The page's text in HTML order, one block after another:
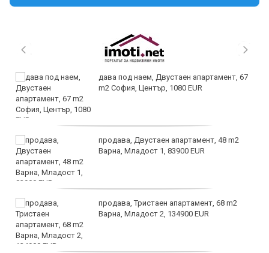
дава под наем, Двустаен апартамент, 67
m2 София, Център, 1080 EUR
продава, Двустаен апартамент, 48 m2
Варна, Младост 1, 83900 EUR
продава, Тристаен апартамент, 68 m2
Варна, Младост 2, 134900 EUR